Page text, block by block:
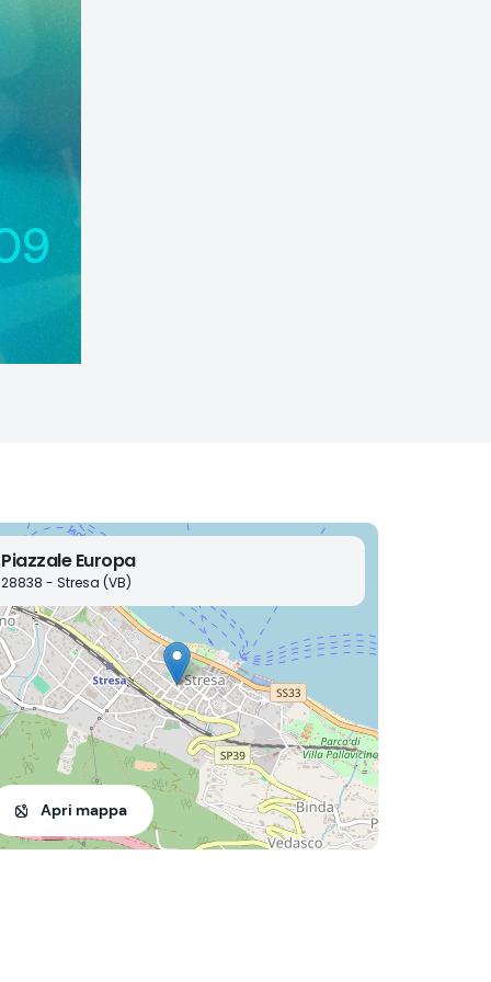
Piazzale Europa
28838 - Stresa (VB)
Apri mappa